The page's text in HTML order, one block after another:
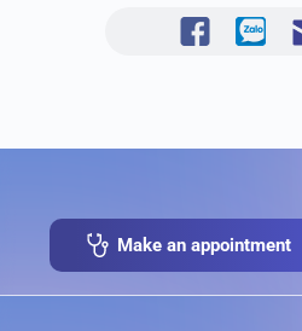
Make an appointment